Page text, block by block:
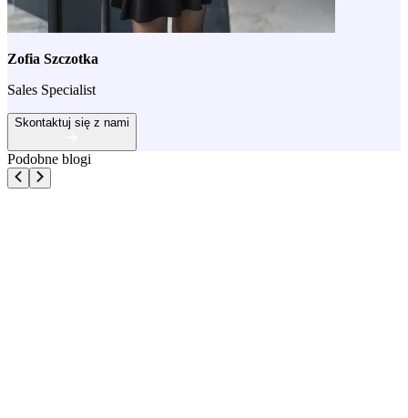
Zofia Szczotka
Sales Specialist
Skontaktuj się z nami
Podobne blogi